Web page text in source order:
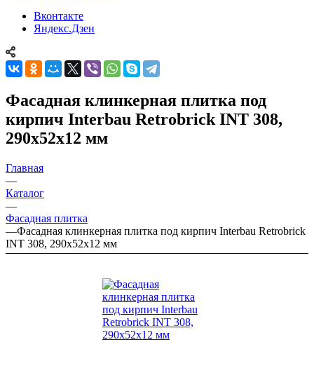
Вконтакте
Яндекс.Дзен
Фасадная клинкерная плитка под
кирпич Interbau Retrobrick INT 308,
290х52х12 мм
Главная
—
Каталог
—
Фасадная плитка
—Фасадная клинкерная плитка под кирпич Interbau Retrobrick
INT 308, 290х52х12 мм